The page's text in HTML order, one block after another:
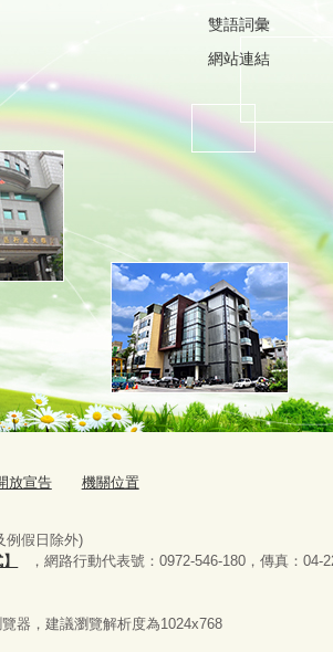
雙語詞彙
網站連結
放宣告 機關位置
例假日除外)
，網路行動代表號：0972-546-180， 傳真：04-
器，建議瀏覽解析度為1024x768